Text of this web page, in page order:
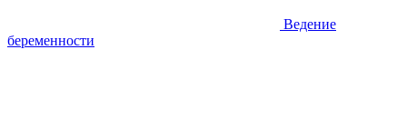
Ведение
беременности